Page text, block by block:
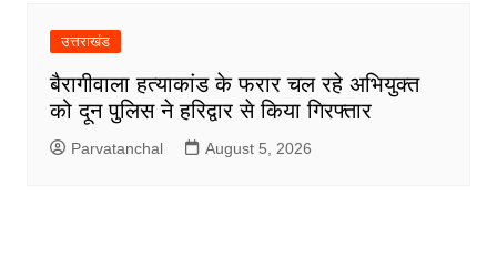
उत्तराखंड
बैरागीवाला हत्याकांड के फरार चल रहे अभियुक्त
को दून पुलिस ने हरिद्वार से किया गिरफ्तार
Parvatanchal August 5, 2026